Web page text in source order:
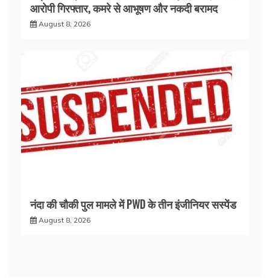
आरोपी गिरफ्तार, कमरे से आभूषण और नकदी बरामद
August 8, 2026
नंदा की चौकी पुल मामले में PWD के तीन इंजीनियर सस्पेंड
August 8, 2026